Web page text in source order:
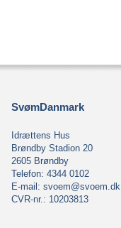
SvømDanmark
Idrættens Hus
Brøndby Stadion 20
2605 Brøndby
Telefon: 4344 0102
E-mail: svoem@svoem.dk
CVR-nr.: 10203813